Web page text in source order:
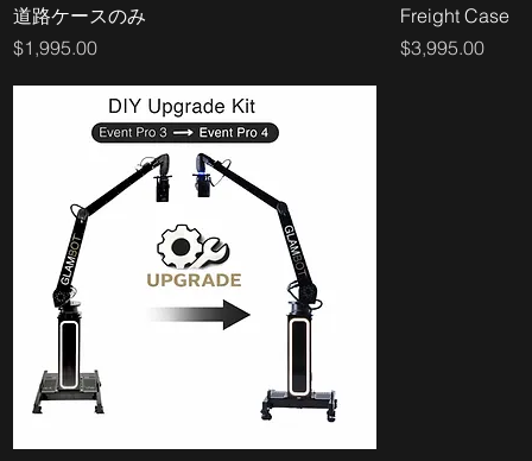
道路ケースのみ
価格
$1,995.00
Freight Case
価格
$3,995.00